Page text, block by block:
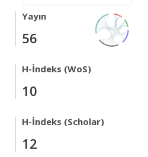
Yayın
56
H-İndeks (WoS)
10
H-İndeks (Scholar)
12